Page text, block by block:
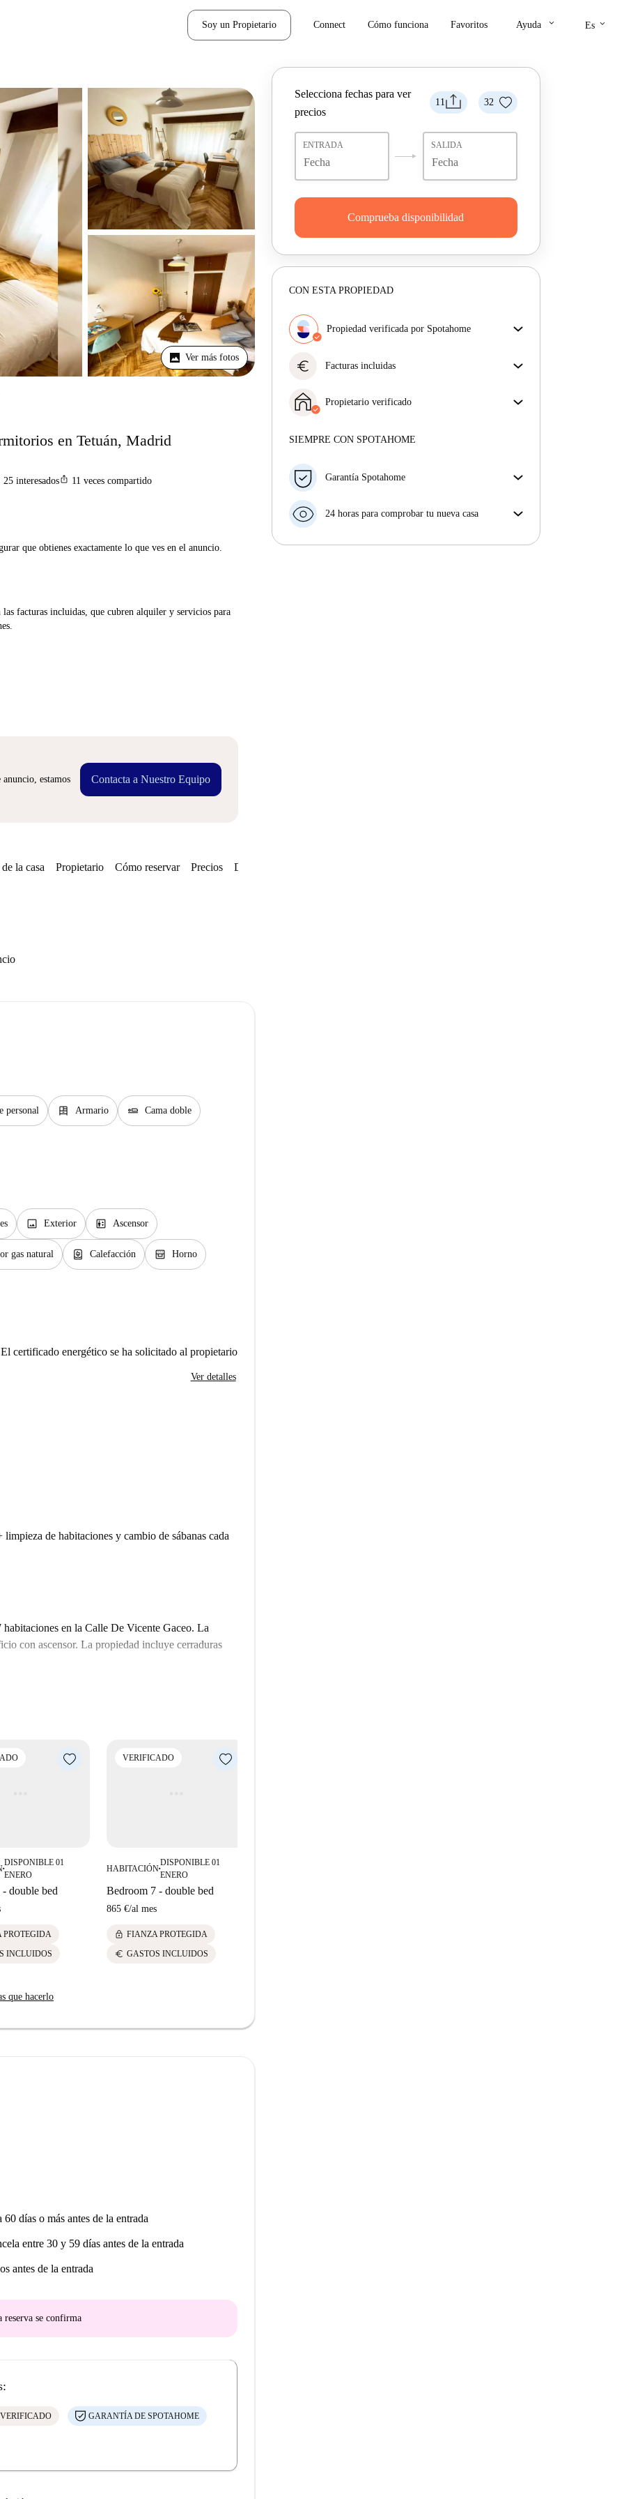
Soy un Propietario Connect Cómo funciona Favoritos Ayuda keyboard_arrow_down Es keyboard_arrow_down
Ver más fotos
en Tetuán, Madrid
25 interesadosios_share 11 veces compartido
que obtienes exactamente lo que ves en el anuncio.
facturas incluidas, que cubren alquiler y servicios para
estamos
Contacta a Nuestro Equipo
11 32
Selecciona fechas para ver
precios
ENTRADA SALIDA
Comprueba disponibilidad
CON ESTA PROPIEDAD
Propiedad verificada por Spotahome
obtienes exactamente lo que ves en el anuncio.
euro Facturas incluidas
facturas incluidas, que cubren alquiler y servicios
para una experiencia de alquiler sin complicaciones.
Propietario verificado
Más sobre este arrendador
SIEMPRE CON SPOTAHOME
Garantía Spotahome
horas previas a la fecha de entrada, Spotahome A) te
el hotel hasta que encuentres nueva casa o B) te hará
24 horas para comprobar tu nueva casa
la casa Propietario Cómo reservar Precios Disponibilidades
personal dresser Armario airline_seat_flat Cama doble
image Exterior elevator Ascensor
gas natural water_heater Calefacción oven_gen Horno
El certificado energético se ha solicitado al propietario
Ver detalles
de habitaciones y cambio de sábanas cada
en la Calle De Vicente Gaceo. La
con ascensor. La propiedad incluye cerraduras
la estación de Chamartín y de las líneas de metro
■
DISPONIBLE 01
ENERO
double bed
PROTEGIDA
INCLUIDOS
VERIFICADO
HABITACIÓN■
DISPONIBLE 01
ENERO
Bedroom 7 - double bed
865 €/al mes
lock FIANZA PROTEGIDA
euro GASTOS INCLUIDOS
que hacerlo
60 días o más antes de la entrada
entre 30 y 59 días antes de la entrada
antes de la entrada
reserva se confirma
GARANTÍA DE SPOTAHOME